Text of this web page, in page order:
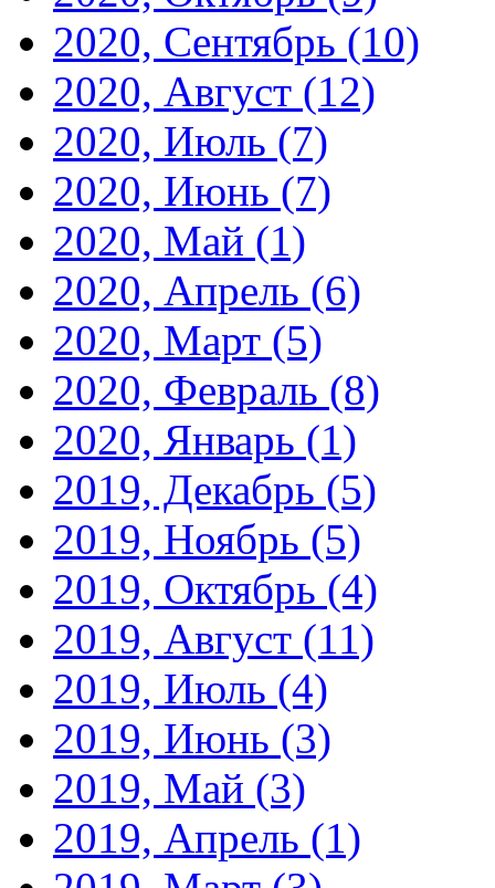
2020, Сентябрь (10)
2020, Август (12)
2020, Июль (7)
2020, Июнь (7)
2020, Май (1)
2020, Апрель (6)
2020, Март (5)
2020, Февраль (8)
2020, Январь (1)
2019, Декабрь (5)
2019, Ноябрь (5)
2019, Октябрь (4)
2019, Август (11)
2019, Июль (4)
2019, Июнь (3)
2019, Май (3)
2019, Апрель (1)